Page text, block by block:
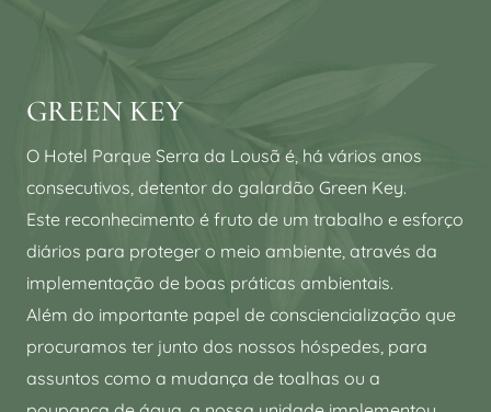
GREEN KEY
O Hotel Parque Serra da Lousã é, há vários anos
consecutivos, detentor do galardão Green Key.
Este reconhecimento é fruto de um trabalho e esforço
diários para proteger o meio ambiente, através da
implementação de boas práticas ambientais.
Além do importante papel de consciencialização que
procuramos ter junto dos nossos hóspedes, para
assuntos como a mudança de toalhas ou a